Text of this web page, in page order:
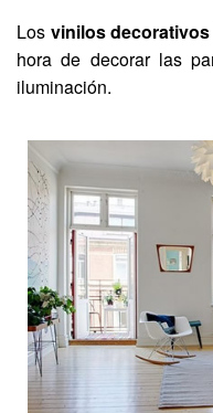
Los vinilos decorativos
hora de decorar las
iluminación.